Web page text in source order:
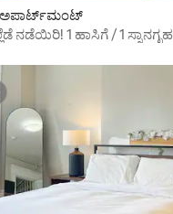
ಅಪಾರ್ಟ್‌ಮಂಟ್
ನಡೆಯಿರಿ! 1 ಹಾಸಿಗೆ / 1 ಸ್ನಾನಗೃಹ